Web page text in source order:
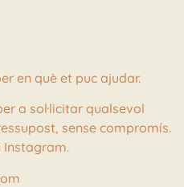
en què et puc ajudar.
a sol·licitar qualsevol
sense compromís.
Instagram.